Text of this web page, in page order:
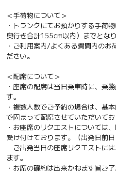
＜手荷物について＞
・トランクにてお預かりする手荷
奥行き合計155cm以内）までとなり
・ご利用案内/よくある質問内のお
ださい。
＜配席について＞
・座席の配席は当日乗車時に、乗
す。
・複数人数でご予約の場合は、基
で固まって配席させていただいてお
・お座席のリクエストについては
受け付けております。（出発日前日
ご出発当日の座席リクエストに
ます。
・お席の確約は出来かねます旨ご了